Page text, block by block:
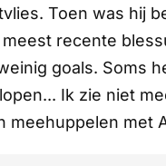
Toen was hij
recente
goals. Soms
Ik zie niet
meehuppelen met